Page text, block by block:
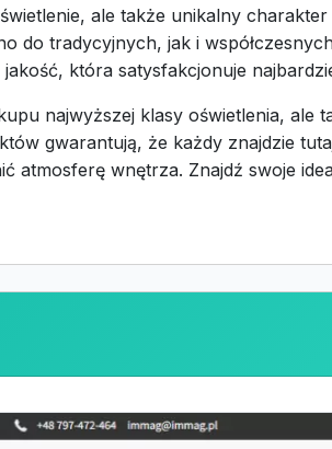
ale także unikalny
do tradycyjnych, jak i
która satysfakcjonuje
najwyższej klasy oświetlenia, ale
gwarantują, że każdy znajdzie
atmosferę wnętrza. Znajdź swoje